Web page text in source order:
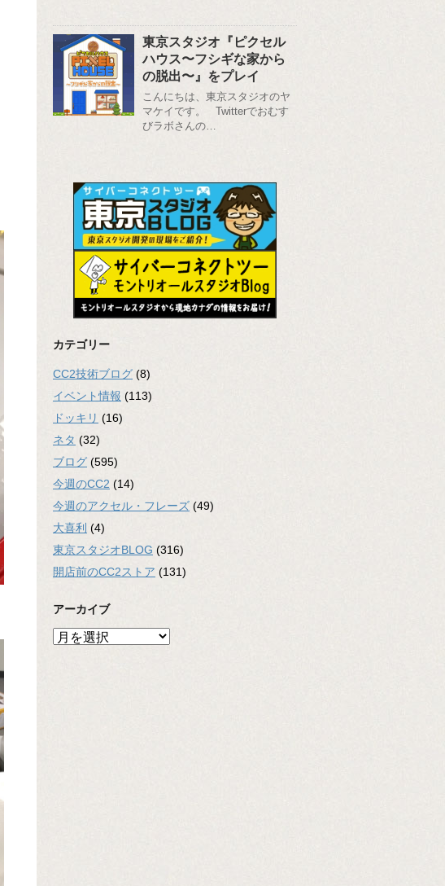
東京スタジオ『ピクセル
ハウス〜フシギな家から
の脱出〜』をプレイ
こんにちは、東京スタジオのヤ
マケイです。 Twitterでおむす
びラボさんの…
カテゴリー
CC2技術ブログ (8)
イベント情報 (113)
ドッキリ (16)
ネタ (32)
ブログ (595)
今週のCC2 (14)
今週のアクセル・フレーズ (49)
大喜利 (4)
東京スタジオBLOG (316)
開店前のCC2ストア (131)
アーカイブ
ア